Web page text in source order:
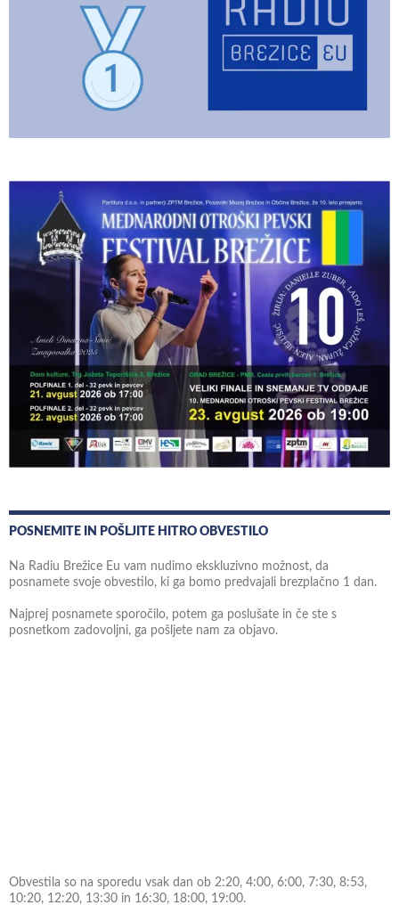
POSNEMITE IN POŠLJITE HITRO OBVESTILO
Na Radiu Brežice Eu vam nudimo ekskluzivno možnost, da
posnamete svoje obvestilo, ki ga bomo predvajali brezplačno 1 dan.
Najprej posnamete sporočilo, potem ga poslušate in če ste s
posnetkom zadovoljni, ga pošljete nam za objavo.
Obvestila so na sporedu vsak dan ob 2:20, 4:00, 6:00, 7:30, 8:53,
10:20, 12:20, 13:30 in 16:30, 18:00, 19:00.